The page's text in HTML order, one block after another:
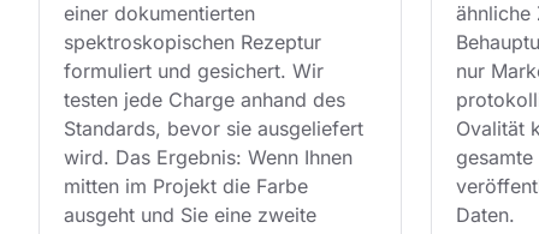
einer dokumentierten
spektroskopischen Rezeptur
formuliert und gesichert. Wir
testen jede Charge anhand des
Standards, bevor sie ausgeliefert
wird. Das Ergebnis: Wenn Ihnen
mitten im Projekt die Farbe
ausgeht und Sie eine zweite
ähnliche
nur
Ovalität
gesamte
Daten.